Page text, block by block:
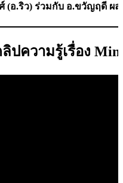
(อ.ริว) ร่วมกับ อ.ขวัญฤดี ผ
ปความรู้เรื่อง